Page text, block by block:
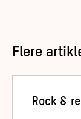
Flere
Rock &